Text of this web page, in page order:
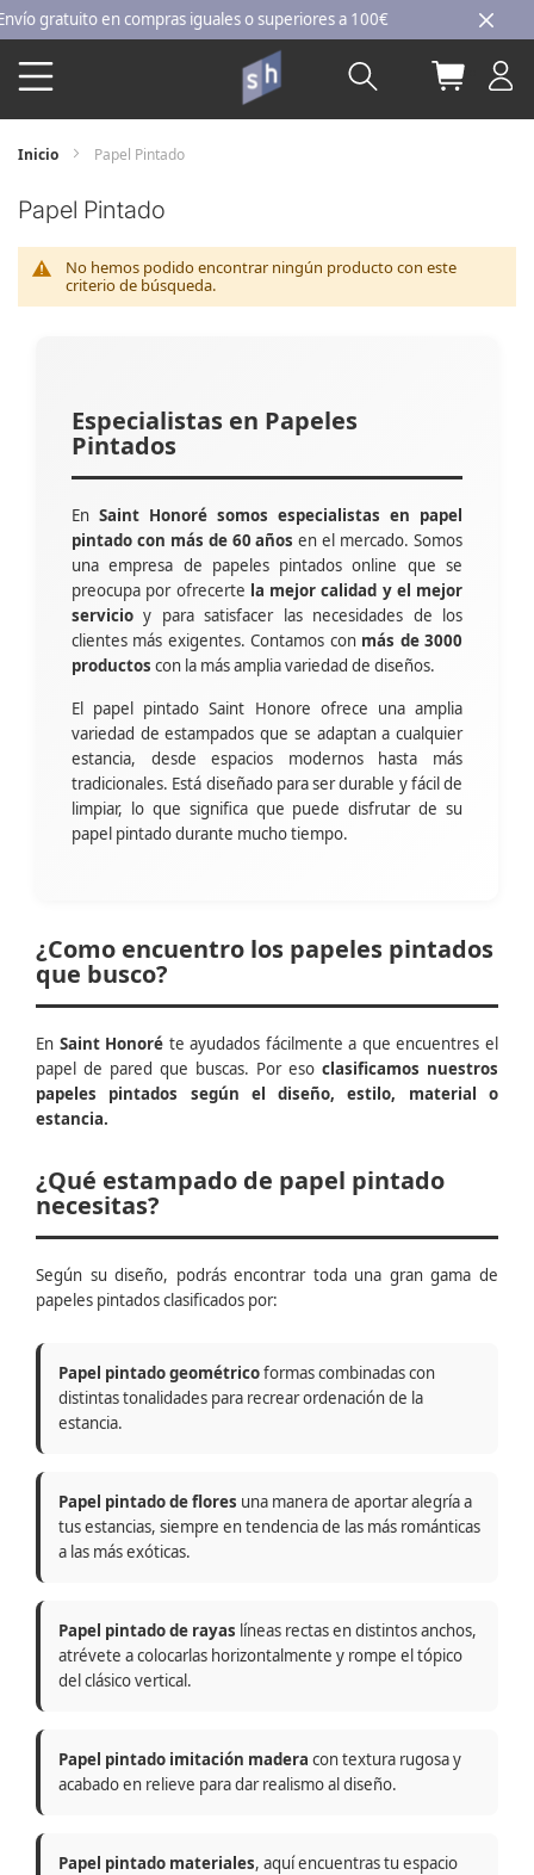
Ir
al
contenido
gratuito en compras iguales o superiores a 100€
Buscar Mi
Inicio Papel Pintado
Papel Pintado
No hemos podido encontrar ningún producto con este
criterio de búsqueda.
Especialistas en Papeles
Pintados
En Saint Honoré somos especialistas en papel
pintado con más de 60 años en el mercado. Somos
una empresa de papeles pintados online que se
preocupa por ofrecerte la mejor calidad y el mejor
servicio y para satisfacer las necesidades de los
clientes más exigentes. Contamos con más de 3000
productos con la más amplia variedad de diseños.
El papel pintado Saint Honore ofrece una amplia
variedad de estampados que se adaptan a cualquier
estancia, desde espacios modernos hasta más
tradicionales. Está diseñado para ser durable y fácil de
limpiar, lo que significa que puede disfrutar de su
papel pintado durante mucho tiempo.
¿Como encuentro los papeles pintados
que busco?
En Saint Honoré te ayudados fácilmente a que encuentres el
papel de pared que buscas. Por eso clasificamos nuestros
papeles pintados según el diseño, estilo, material o
estancia.
¿Qué estampado de papel pintado
necesitas?
Según su diseño, podrás encontrar toda una gran gama de
papeles pintados clasificados por:
Papel pintado geométricoformas combinadas con
distintas tonalidades para recrear ordenación de la
estancia.
Papel pintado de flores una manera de aportar alegría a
tus estancias, siempre en tendencia de las más románticas
a las más exóticas.
Papel pintado de rayas líneas rectas en distintos anchos,
atrévete a colocarlas horizontalmente y rompe el tópico
del clásico vertical.
Papel pintado imitación madera con textura rugosa y
acabado en relieve para dar realismo al diseño.
Papel pintado materiales, aquí encuentras tu espacio